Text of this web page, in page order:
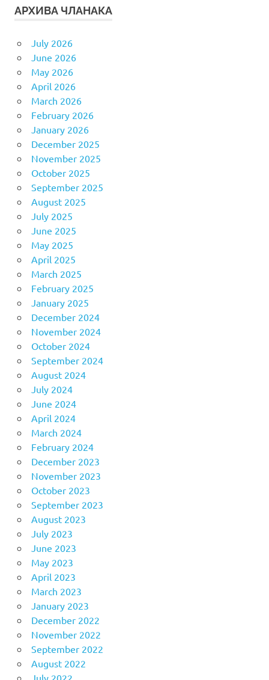
АРХИВА ЧЛАНАКА
July 2026
June 2026
May 2026
April 2026
March 2026
February 2026
January 2026
December 2025
November 2025
October 2025
September 2025
August 2025
July 2025
June 2025
May 2025
April 2025
March 2025
February 2025
January 2025
December 2024
November 2024
October 2024
September 2024
August 2024
July 2024
June 2024
April 2024
March 2024
February 2024
December 2023
November 2023
October 2023
September 2023
August 2023
July 2023
June 2023
May 2023
April 2023
March 2023
January 2023
December 2022
November 2022
September 2022
August 2022
July 2022